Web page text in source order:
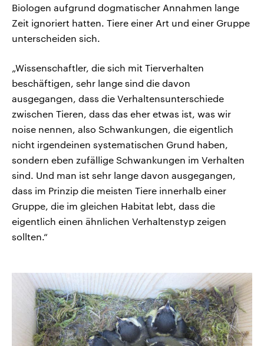
Biologen aufgrund dogmatischer Annahmen lange
Zeit ignoriert hatten. Tiere einer Art und einer Gruppe
unterscheiden sich.
„Wissenschaftler, die sich mit Tierverhalten
beschäftigen, sehr lange sind die davon
ausgegangen, dass die Verhaltensunterschiede
zwischen Tieren, dass das eher etwas ist, was wir
noise nennen, also Schwankungen, die eigentlich
nicht irgendeinen systematischen Grund haben,
sondern eben zufällige Schwankungen im Verhalten
sind. Und man ist sehr lange davon ausgegangen,
dass im Prinzip die meisten Tiere innerhalb einer
Gruppe, die im gleichen Habitat lebt, dass die
eigentlich einen ähnlichen Verhaltenstyp zeigen
sollten.“